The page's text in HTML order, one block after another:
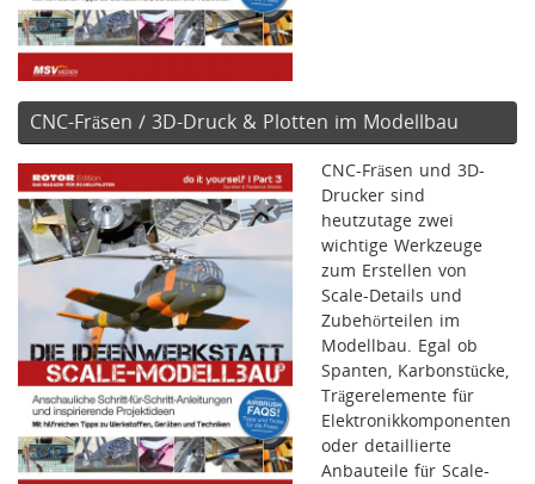
CNC-Fräsen / 3D-Druck & Plotten im Modellbau
CNC-Fräsen und 3D-
Drucker sind
heutzutage zwei
wichtige Werkzeuge
zum Erstellen von
Scale-Details und
Zubehörteilen im
Modellbau. Egal ob
Spanten, Karbonstücke,
Trägerelemente für
Elektronikkomponenten
oder detaillierte
Anbauteile für Scale-